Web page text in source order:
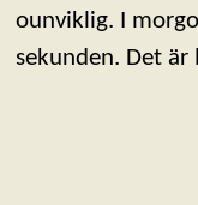
ounviklig. I
sekunden. Det